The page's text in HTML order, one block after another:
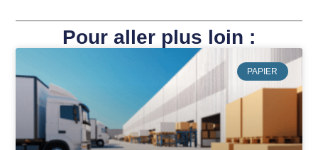
Pour aller plus loin :
PAPIER